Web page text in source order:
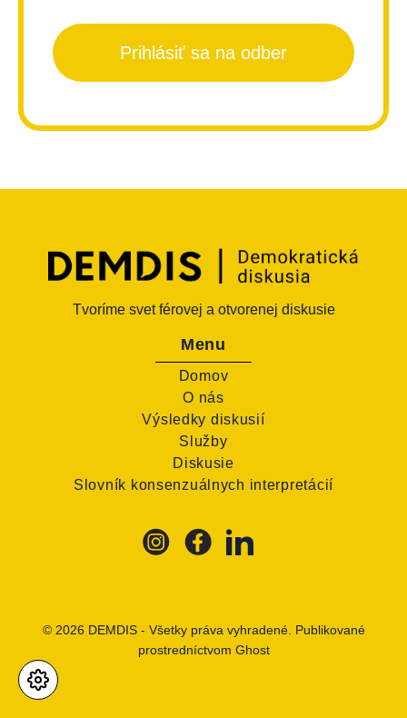
Prihlásiť sa na odber
Tvoríme svet férovej a otvorenej diskusie
Menu
Domov
O nás
Výsledky diskusií
Služby
Diskusie
Slovník konsenzuálnych interpretácií
© 2026 DEMDIS- Všetky práva vyhradené. Publikované
prostredníctvom Ghost